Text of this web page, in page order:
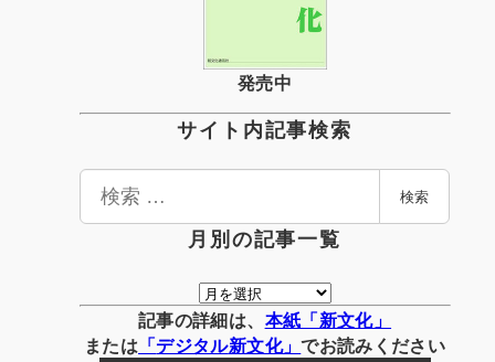
発売中
サイト内記事検索
検
検索
月別の記事一覧
月
別
の
記事の詳細は、 本紙「新文化」
または 「デジタル新文化」でお読みください